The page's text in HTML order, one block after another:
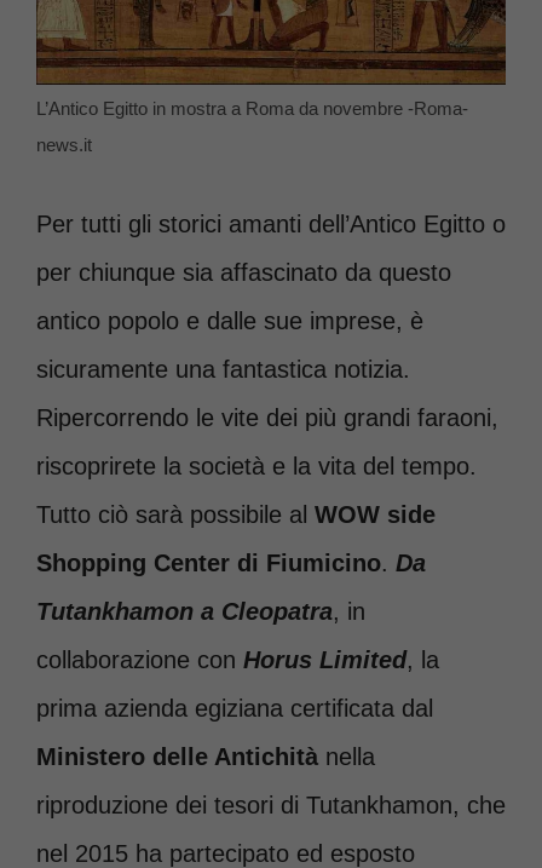
L’Antico Egitto in mostra a Roma da novembre -Roma-
news.it
Per tutti gli storici amanti dell’Antico Egitto o
per chiunque sia affascinato da questo
antico popolo e dalle sue imprese, è
sicuramente una fantastica notizia.
Ripercorrendo le vite dei più grandi faraoni,
riscoprirete la società e la vita del tempo.
Tutto ciò sarà possibile al WOW side
Shopping Center di Fiumicino. Da
Tutankhamon a Cleopatra, in
collaborazione con Horus Limited, la
prima azienda egiziana certificata dal
Ministero delle Antichità nella
riproduzione dei tesori di Tutankhamon, che
nel 2015 ha partecipato ed esposto